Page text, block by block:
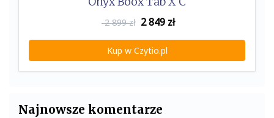
2 899 zł 2 849zł
Kup w Czytio.pl
Najnowsze komentarze